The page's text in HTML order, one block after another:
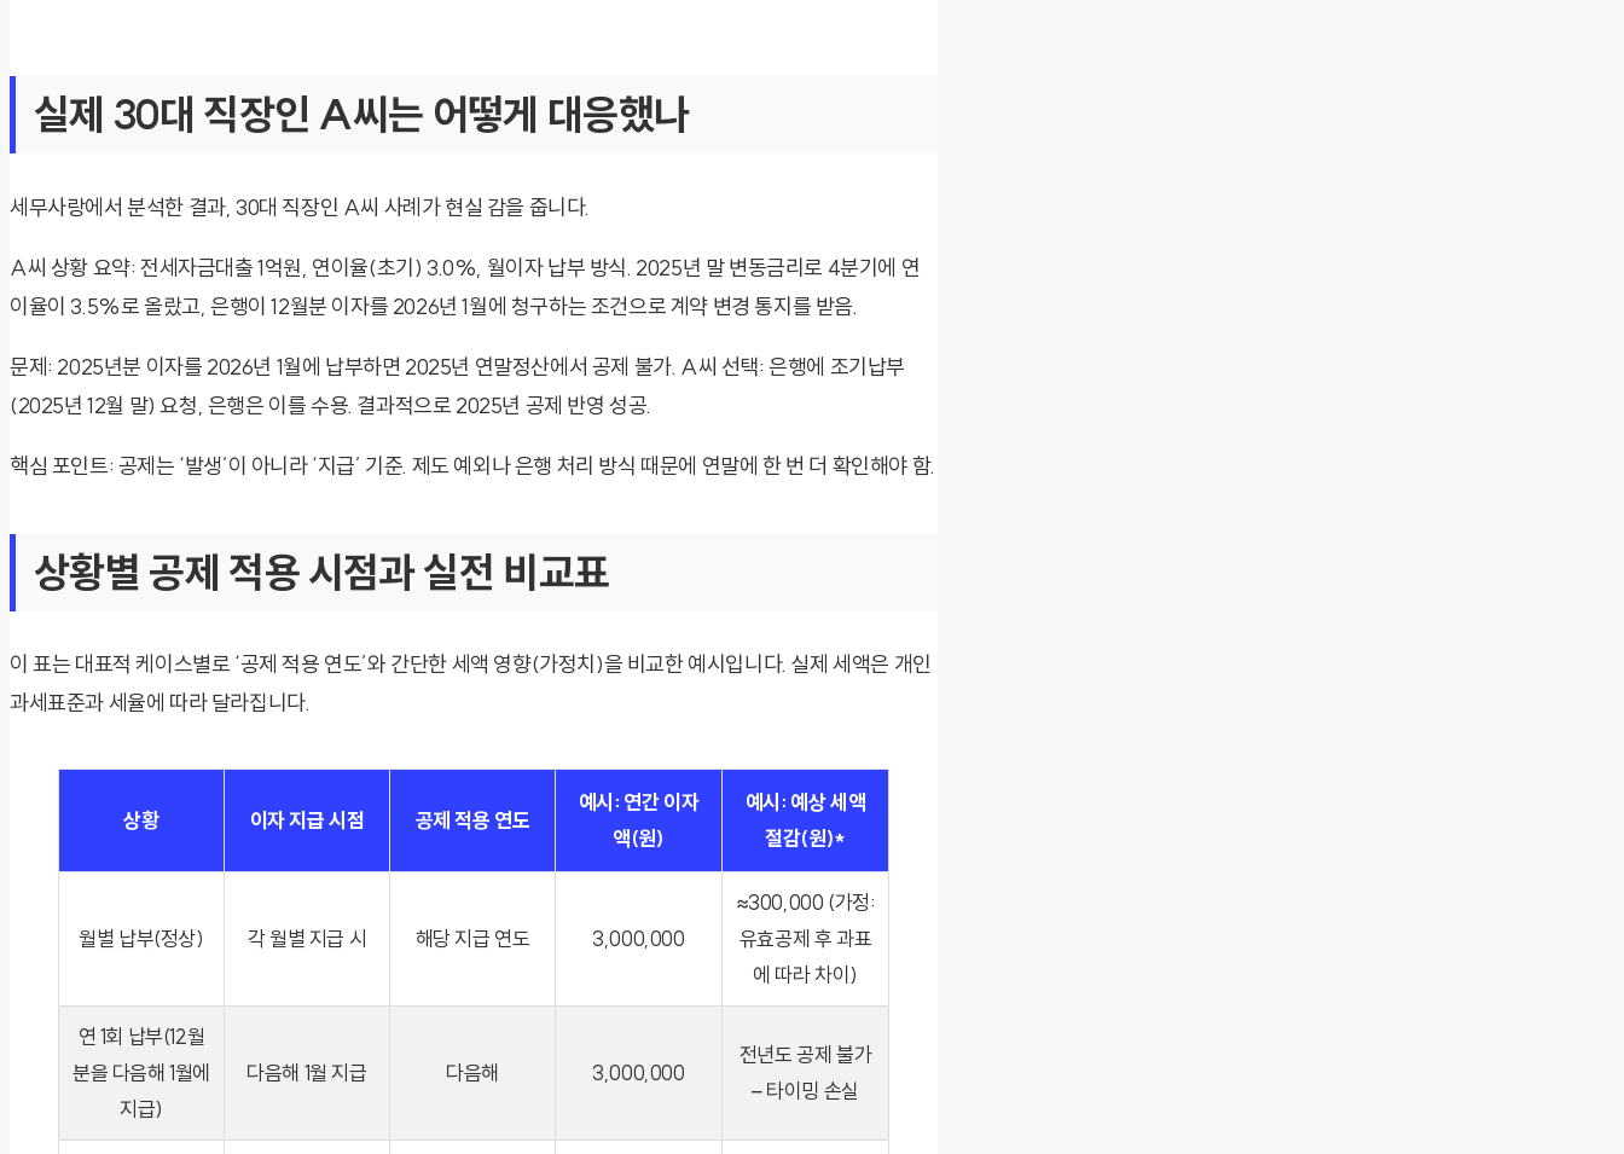
실제 30대 직장인 A씨는 어떻게 대응했나
세무사랑에서 분석한 결과, 30대 직장인 A씨 사례가 현실 감을 줍니다.
A씨 상황 요약: 전세자금대출 1억원, 연이율(초기) 3.0%, 월이자 납부 방식. 2025년 말 변동금리로 4분기에 연
이율이 3.5%로 올랐고, 은행이 12월분 이자를 2026년 1월에 청구하는 조건으로 계약 변경 통지를 받음.
문제: 2025년분 이자를 2026년 1월에 납부하면 2025년 연말정산에서 공제 불가. A씨 선택: 은행에 조기납부
(2025년 12월 말) 요청, 은행은 이를 수용. 결과적으로 2025년 공제 반영 성공.
핵심 포인트: 공제는 ‘발생’이 아니라 ‘지급’ 기준. 제도 예외나 은행 처리 방식 때문에 연말에 한 번 더 확인해야 함.
상황별 공제 적용 시점과 실전 비교표
이 표는 대표적 케이스별로 ‘공제 적용 연도’와 간단한 세액 영향(가정치)을 비교한 예시입니다. 실제 세액은 개인
과세표준과 세율에 따라 달라집니다.
상황 이자 지급 시점 공제 적용 연도
예시: 연간 이자
액(원)
예시: 예상 세액
절감(원)*
월별 납부(정상) 각 월별 지급 시 해당 지급 연도 3,000,000
≈300,000 (가정:
유효공제 후 과표
에 따라 차이)
연 1회 납부(12월
분을 다음해 1월에
지급)
다음해 1월 지급 다음해 3,000,000
전년도 공제 불가
– 타이밍 손실